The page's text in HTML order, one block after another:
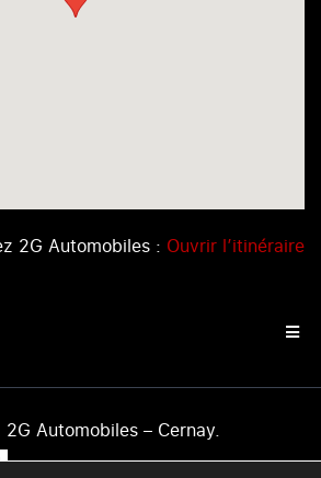
2G Automobiles : Ouvrir l’itinéraire
Automobiles – Cernay.